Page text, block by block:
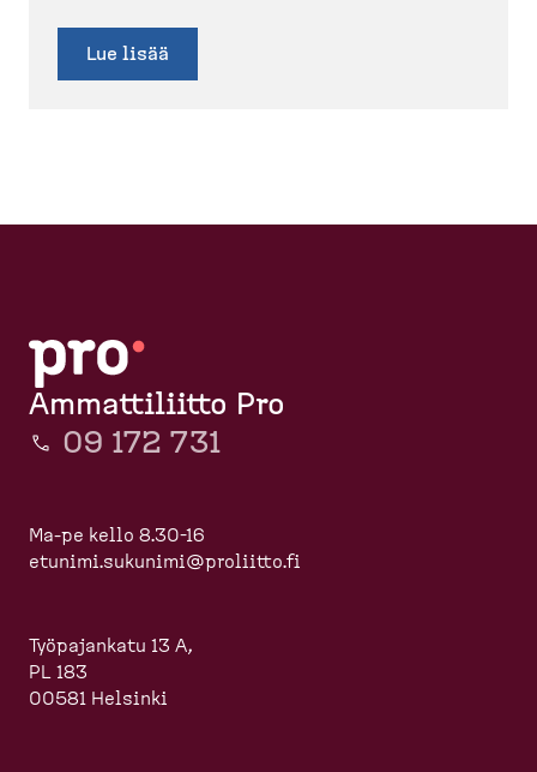
Lue lisää
Ammattiliitto Pro
09 172 731
Ma-pe kello 8.30-16
etunimi.sukunimi@proliitto.fi
Työpajankatu 13 A,
PL 183
00581 Helsinki